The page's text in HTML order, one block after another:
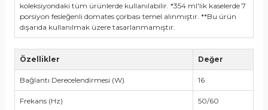
koleksiyondaki tüm ürünlerde kullanılabilir. *354 ml'lik kaselerde 7
porsiyon fesleğenli domates çorbası temel alınmıştır. **Bu ürün
dışarıda kullanılmak üzere tasarlanmamıştır.
Özellikler Değer
Bağlantı Derecelendirmesi (W) 16
Frekans (Hz) 50/60